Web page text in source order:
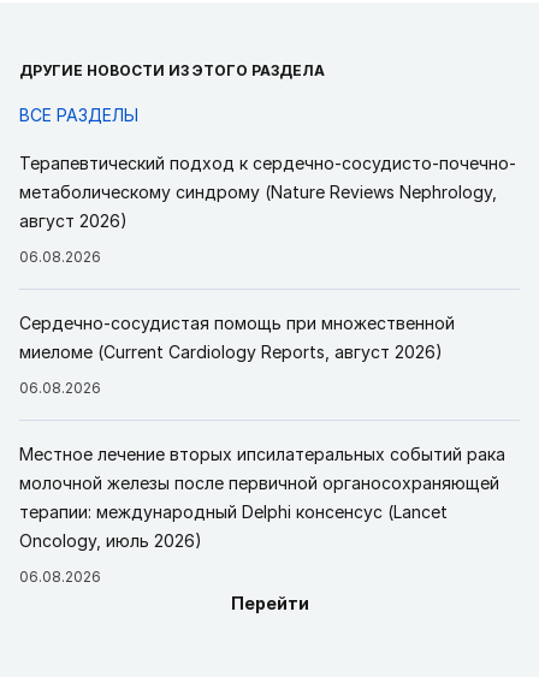
ДРУГИЕ НОВОСТИ ИЗ ЭТОГО РАЗДЕЛА
ВСЕ РАЗДЕЛЫ
Терапевтический подход к сердечно-сосудисто-почечно-
метаболическому синдрому (Nature Reviews Nephrology,
август 2026)
06.08.2026
Сердечно-сосудистая помощь при множественной
миеломе (Current Cardiology Reports, август 2026)
06.08.2026
Местное лечение вторых ипсилатеральных событий рака
молочной железы после первичной органосохраняющей
терапии: международный Delphi консенсус (Lancet
Oncology, июль 2026)
06.08.2026
Перейти